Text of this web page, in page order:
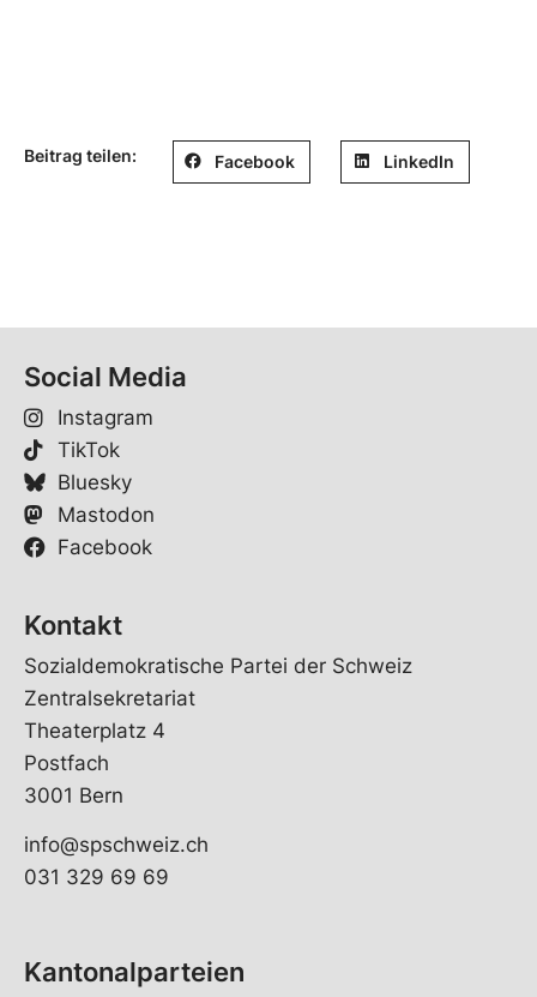
Beitrag teilen: Facebook LinkedIn
Social Media
Instagram
TikTok
Bluesky
Mastodon
Facebook
Kontakt
Sozialdemokratische Partei der Schweiz
Zentralsekretariat
Theaterplatz 4
Postfach
3001 Bern
info@spschweiz.ch
031 329 69 69
Kantonalparteien